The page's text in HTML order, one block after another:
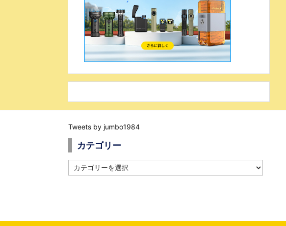
Tweets by jumbo1984
カテゴリー